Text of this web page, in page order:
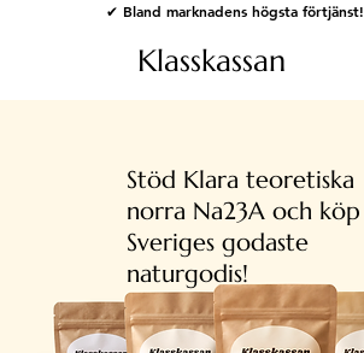
✔ Bland marknadens högsta förtjänst!
Klasskassan
Stöd Klara teoretiska
norra Na23A och köp
Sveriges godaste
naturgodis!